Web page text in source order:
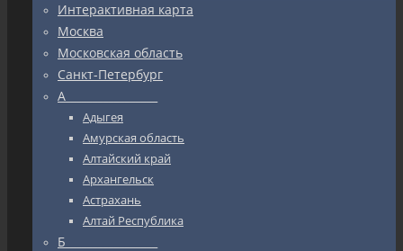
Интерактивная карта
Москва
Московская область
Санкт-Петербург
А_________________
Адыгея
Амурская область
Алтайский край
Архангельск
Астрахань
Алтай Республика
Б_________________